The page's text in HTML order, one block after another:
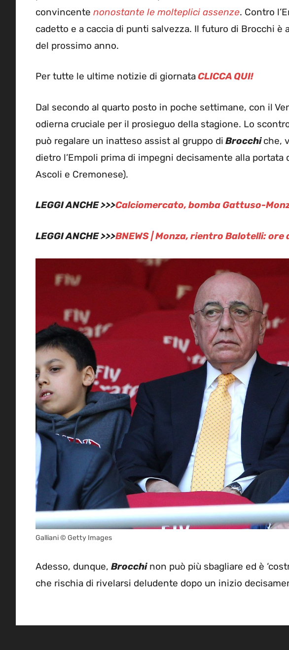
convincente nonostante le molteplici assenze. Contro
cadetto e a caccia di punti salvezza. Il futuro di Brocchi
del prossimo anno.
Per tutte le ultime notizie di giornataCLICCA QUI!
Dal secondo al quarto posto in poche settimane, con il
odierna cruciale per il prosieguo della stagione. Lo
può regalare un inatteso assist al gruppo di Brocchi che,
dietro l’Empoli prima di impegni decisamente alla portata
Ascoli e Cremonese).
LEGGI ANCHE >>>Calciomercato, bomba Gattuso-
LEGGI ANCHE >>>BNEWS | Monza, rientro Balotelli: ore
Galliani © Getty Images
Adesso, dunque, Brocchi non può più sbagliare ed è
che rischia di rivelarsi deludente dopo un inizio